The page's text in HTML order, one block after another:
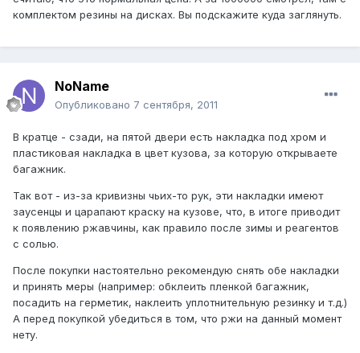
комплектом резины на дисках. Вы подскажите куда заглянуть.
NoName
Опубликовано 7 сентября, 2011
В кратце - сзади, на пятой двери есть накладка под хром и
пластиковая накладка в цвет кузова, за которую открываете
багажник.
Так вот - из-за кривизны чьих-то рук, эти накладки имеют
заусенцы и царапают краску на кузове, что, в итоге приводит
к появлению ржавчины, как правило после зимы и реагентов
с солью.
После покупки настоятельно рекомендую снять обе накладки
и принять меры (например: обклеить пленкой багажник,
посадить на герметик, наклеить уплотнительную резинку и т.д.)
А перед покупкой убедиться в том, что ржи на данный момент
нету.